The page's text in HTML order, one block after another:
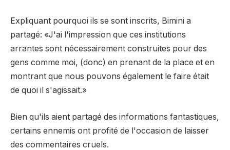
Expliquant pourquoi ils se sont inscrits, Bimini a
partagé: «J'ai l'impression que ces institutions
arrantes sont nécessairement construites pour des
gens comme moi, (donc) en prenant de la place et en
montrant que nous pouvons également le faire était
de quoi il s'agissait.»
Bien qu'ils aient partagé des informations fantastiques,
certains ennemis ont profité de l'occasion de laisser
des commentaires cruels.